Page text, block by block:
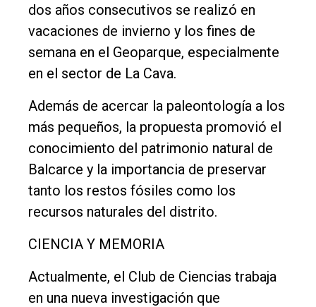
dos años consecutivos se realizó en
vacaciones de invierno y los fines de
semana en el Geoparque, especialmente
en el sector de La Cava.
Además de acercar la paleontología a los
más pequeños, la propuesta promovió el
conocimiento del patrimonio natural de
Balcarce y la importancia de preservar
tanto los restos fósiles como los
recursos naturales del distrito.
CIENCIA Y MEMORIA
Actualmente, el Club de Ciencias trabaja
en una nueva investigación que